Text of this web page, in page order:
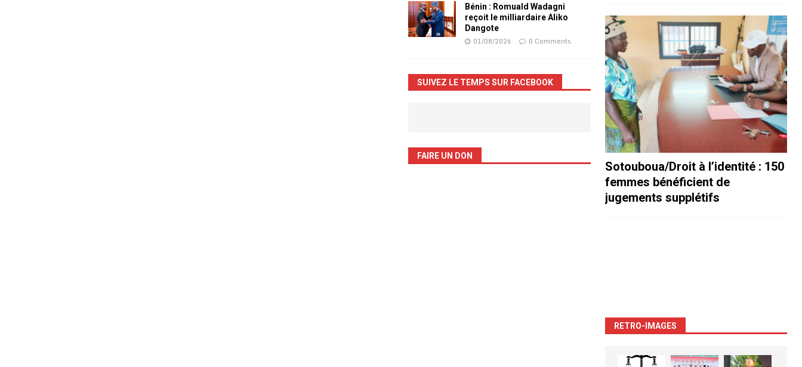
Bénin : Romuald Wadagni
reçoit le milliardaire Aliko
Dangote
01/08/2026 0 Comments
SUIVEZ LE TEMPS SUR FACEBOOK
FAIRE UN DON
Sotouboua/Droit à l’identité : 150
femmes bénéficient de
jugements supplétifs
RETRO-IMAGES